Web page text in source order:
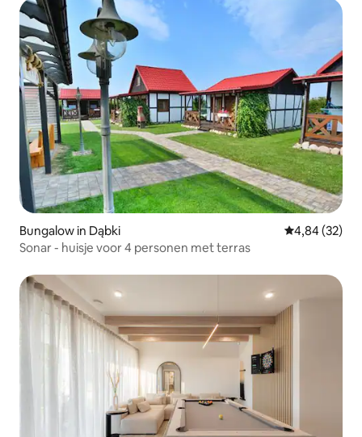
Bungalow in Dąbki Gemiddelde
4,84 (32)
Sonar - huisje voor 4 personen met terras